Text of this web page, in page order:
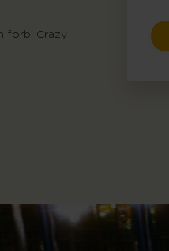
forbi Crazy